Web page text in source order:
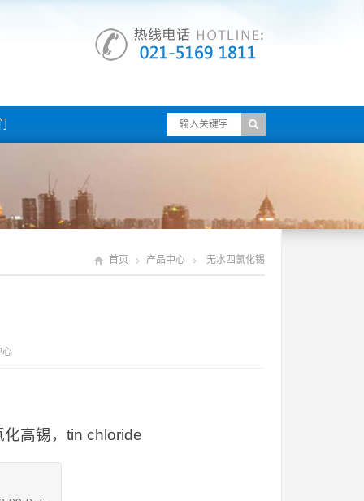
首页 产品中心 无水四氯化锡
心
高锡，tin chloride